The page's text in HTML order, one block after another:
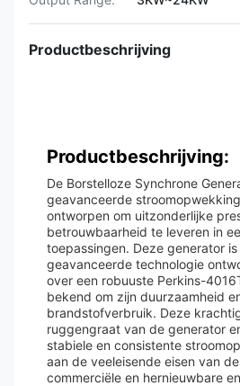
Productbeschrijving
Productbeschrijving:
De Borstelloze Synchrone
geavanceerde
ontworpen om uitzonderlijke
betrouwbaarheid te leveren in
toepassingen. Deze generator
geavanceerde technologie
over een robuuste Perkins-
bekend om zijn duurzaamheid
brandstofverbruik. Deze
ruggengraat van de generator
stabiele en consistente
aan de veeleisende eisen van
commerciële en hernieuwbare